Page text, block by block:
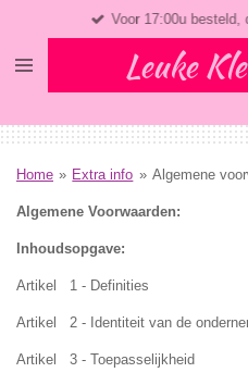
naar
Leuke
Voor 17:00u besteld,
Home » Extra info » Algemene
Algemene Voorwaarden:
Inhoudsopgave:
Artikel 1 - Definities
Artikel 2 - Identiteit van de
Artikel 3 - Toepasselijkheid